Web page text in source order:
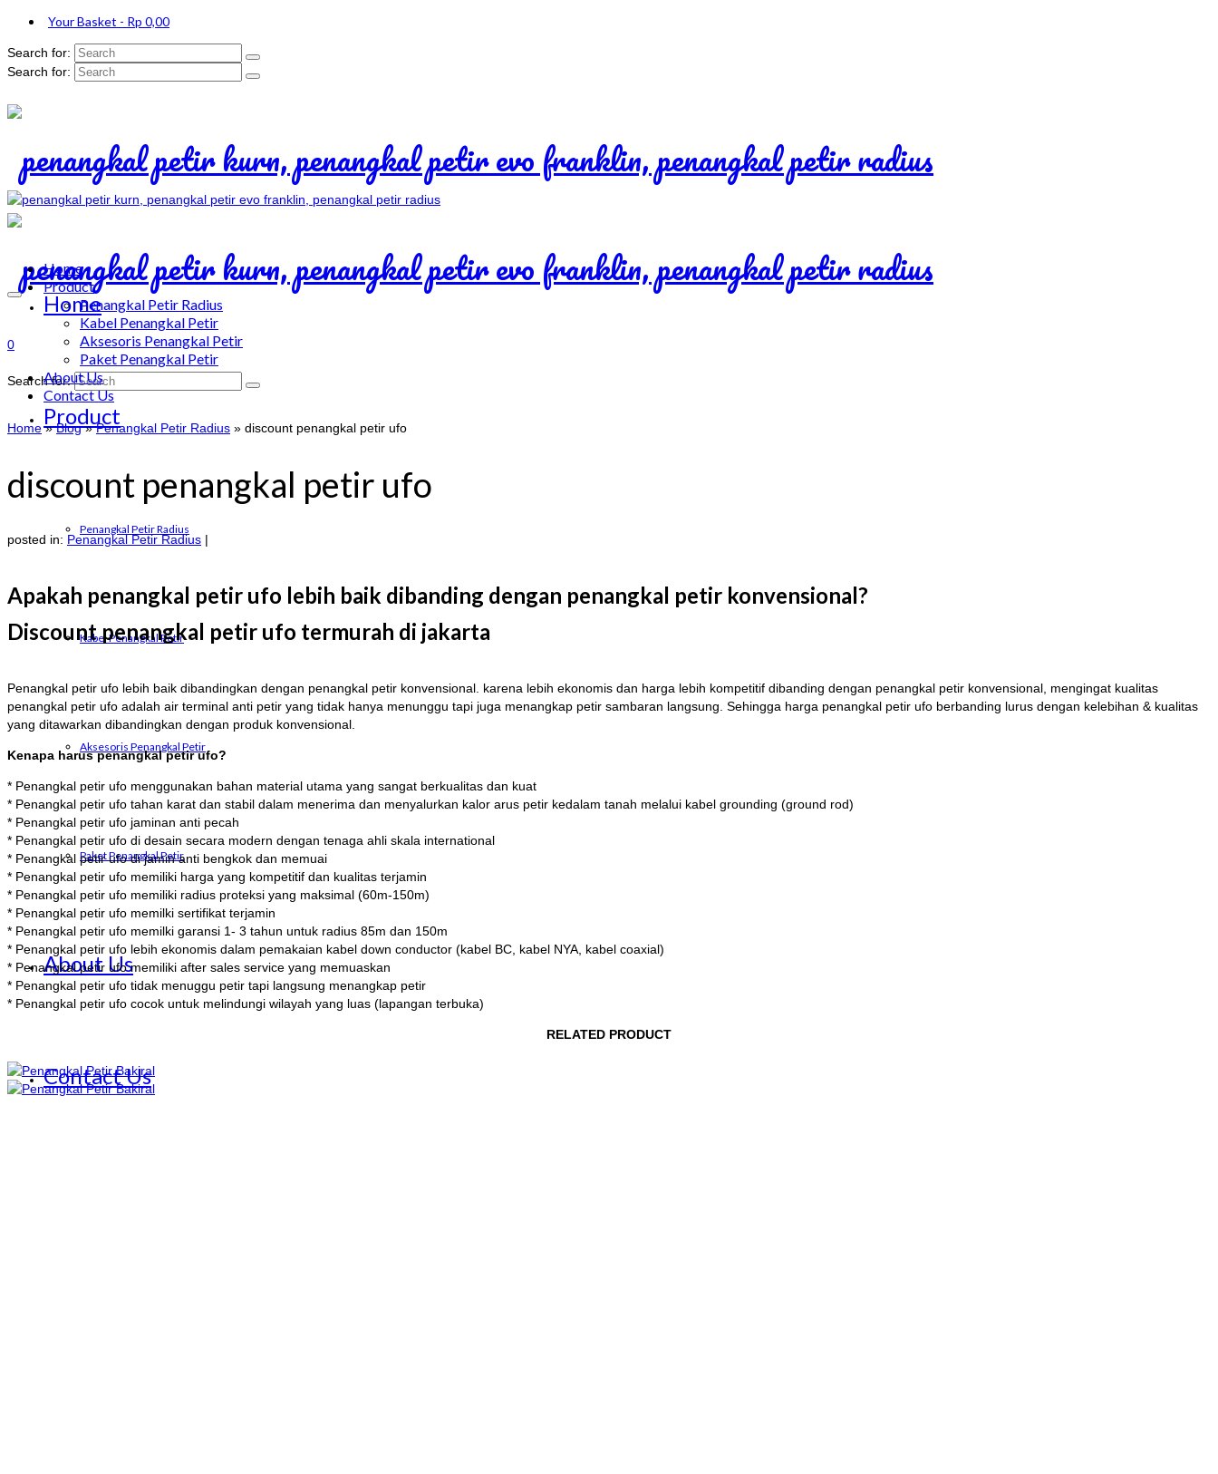
Your Basket - Rp 0,00
Search for:
Search for:
Home
Product
Penangkal Petir Radius
Kabel Penangkal Petir
Aksesoris Penangkal Petir
Paket Penangkal Petir
About Us
Contact Us
0
Search for:
Home
Product
Penangkal Petir Radius
Kabel Penangkal Petir
Aksesoris Penangkal Petir
Paket Penangkal Petir
About Us
Contact Us
Home » Blog»Penangkal Petir Radius » discount penangkal petir ufo
discount penangkal petir ufo
posted in: Penangkal Petir Radius |
Apakah penangkal petir ufo lebih baik dibanding dengan penangkal petir konvensional?
Discount penangkal petir ufo termurah di jakarta
Penangkal petir ufo lebih baik dibandingkan dengan penangkal petir konvensional. karena lebih ekonomis dan harga lebih kompetitif dibanding dengan penangkal petir konvensional, mengingat kualitas
penangkal petir ufo adalah air terminal anti petir yang tidak hanya menunggu tapi juga menangkap petir sambaran langsung. Sehingga harga penangkal petir ufo berbanding lurus dengan kelebihan & kualitas
yang ditawarkan dibandingkan dengan produk konvensional.
Kenapa harus penangkal petir ufo?
* Penangkal petir ufo menggunakan bahan material utama yang sangat berkualitas dan kuat
* Penangkal petir ufo tahan karat dan stabil dalam menerima dan menyalurkan kalor arus petir kedalam tanah melalui kabel grounding (ground rod)
* Penangkal petir ufo jaminan anti pecah
* Penangkal petir ufo di desain secara modern dengan tenaga ahli skala international
* Penangkal petir ufo di jamin anti bengkok dan memuai
* Penangkal petir ufo memiliki harga yang kompetitif dan kualitas terjamin
* Penangkal petir ufo memiliki radius proteksi yang maksimal (60m-150m)
* Penangkal petir ufo memilki sertifikat terjamin
* Penangkal petir ufo memilki garansi 1- 3 tahun untuk radius 85m dan 150m
* Penangkal petir ufo lebih ekonomis dalam pemakaian kabel down conductor (kabel BC, kabel NYA, kabel coaxial)
* Penangkal petir ufo memiliki after sales service yang memuaskan
* Penangkal petir ufo tidak menuggu petir tapi langsung menangkap petir
* Penangkal petir ufo cocok untuk melindungi wilayah yang luas (lapangan terbuka)
RELATED PRODUCT